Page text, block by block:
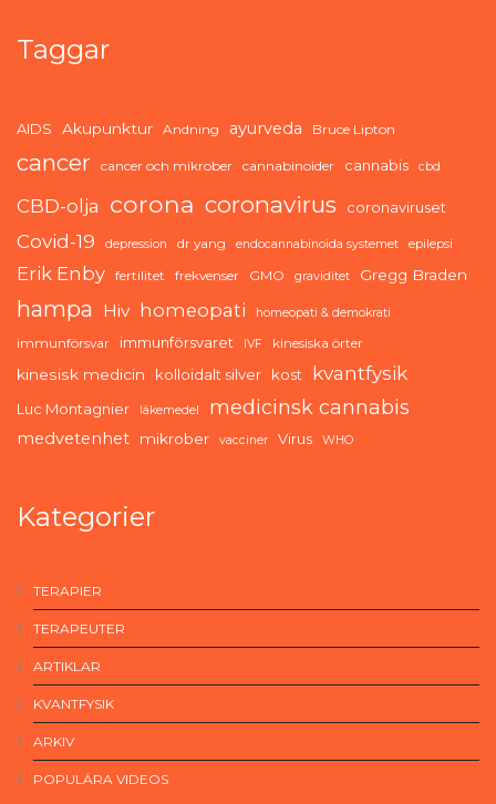
Taggar
AIDS Akupunktur Andning ayurveda Bruce Lipton
cancer cancer och mikrober cannabinoider cannabis cbd
CBD-olja corona coronavirus coronaviruset
Covid-19 depression dr yang endocannabinoida systemet epilepsi
Erik Enby fertilitet frekvenser GMO graviditet Gregg Braden
hampa Hiv homeopati homeopati & demokrati
immunförsvar immunförsvaret IVF kinesiska örter
kinesisk medicin kolloidalt silver kost kvantfysik
Luc Montagnier läkemedel medicinsk cannabis
medvetenhet mikrober vacciner Virus WHO
Kategorier
TERAPIER
TERAPEUTER
ARTIKLAR
KVANTFYSIK
ARKIV
POPULÄRA VIDEOS